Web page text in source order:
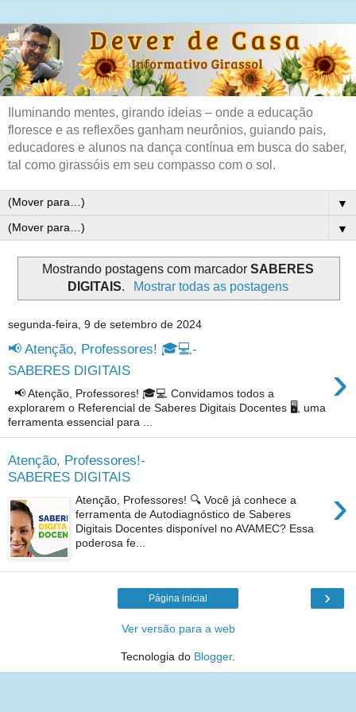
Iluminando mentes, girando ideias – onde a educação
floresce e as reflexões ganham neurônios, guiando pais,
educadores e alunos na dança contínua em busca do saber,
tal como girassóis em seu compasso com o sol.
▼
▼
Mostrando postagens com marcador SABERES
DIGITAIS. Mostrar todas as postagens
segunda-feira, 9 de setembro de 2024
📢 Atenção, Professores! 🎓💻-
SABERES DIGITAIS
›
📢 Atenção, Professores! 🎓💻 Convidamos todos a
explorarem o Referencial de Saberes Digitais Docentes 🖥️, uma
ferramenta essencial para ...
Atenção, Professores!-
SABERES DIGITAIS
›
Atenção, Professores! 🔍 Você já conhece a
ferramenta de Autodiagnóstico de Saberes
Digitais Docentes disponível no AVAMEC? Essa
poderosa fe...
›
Página inicial
Ver versão para a web
Tecnologia do Blogger.